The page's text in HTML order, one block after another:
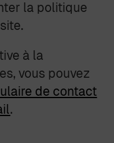
la politique
à la
vous pouvez
de contact
.